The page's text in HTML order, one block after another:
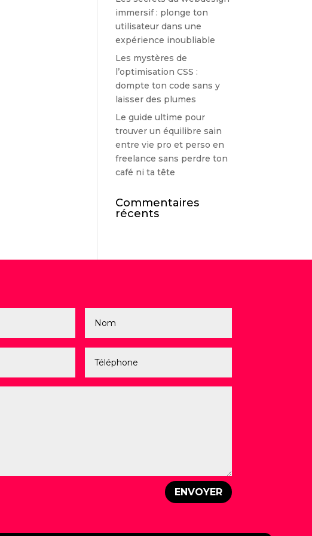
immersif : plonge ton
utilisateur dans une
expérience inoubliable
Les mystères de
l’optimisation CSS :
dompte ton code sans y
laisser des plumes
Le guide ultime pour
trouver un équilibre sain
entre vie pro et perso en
freelance sans perdre ton
café ni ta tête
Commentaires
récents
ENVOYER